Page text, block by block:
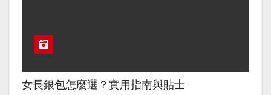
女長銀包怎麼選？實用指南與貼士